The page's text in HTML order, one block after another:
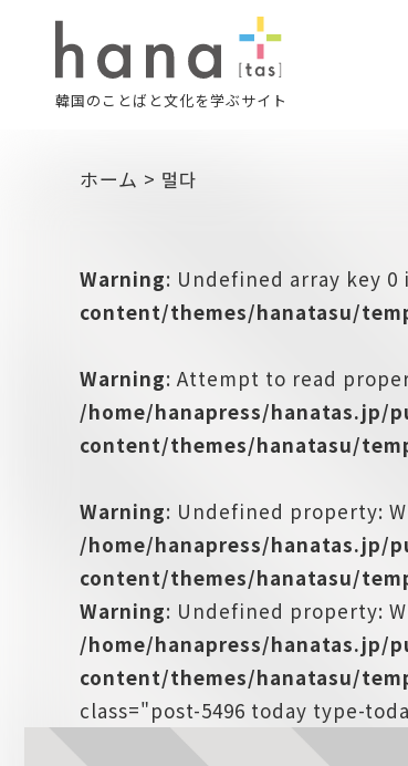
韓国のことばと文化を学ぶサイト
ホーム > 멀다
Warning: Undefined array key 0
content/themes/hanatasu/
Warning: Attempt to read
/home/hanapress/hanatas.jp/
content/themes/hanatasu/
Warning: Undefined property:
/home/hanapress/hanatas.jp/
content/themes/hanatasu/
Warning: Undefined property:
/home/hanapress/hanatas.jp/
content/themes/hanatasu/
class="post-5496 today type-